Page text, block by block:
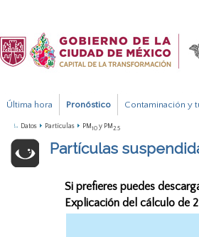
Última hora Pronóstico Contaminación y
Datos Partículas PM10 y PM2.5
Partículas
Si prefieres puedes
Explicación del cálculo de